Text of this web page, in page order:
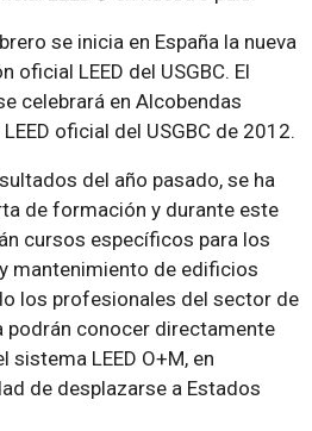
se inicia en España la nueva
LEED del USGBC. El
celebrará en Alcobendas
oficial del USGBC de 2012.
del año pasado, se ha
de formación y durante este
cursos específicos para los
mantenimiento de edificios
los profesionales del sector de
podrán conocer directamente
sistema LEED O+M, en
de desplazarse a Estados